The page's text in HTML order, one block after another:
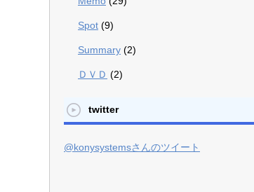
Spot (9)
Summary (2)
ＤＶＤ (2)
twitter
@konysystemsさんのツイート